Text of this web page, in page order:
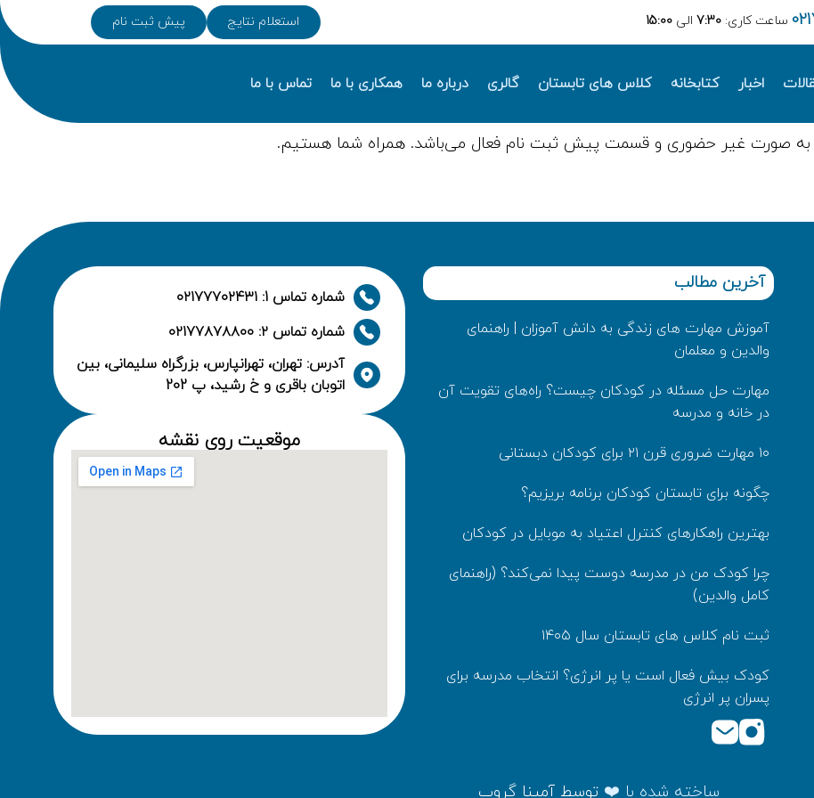
ساعت کاری: 7:30 الی 15:00 پیش ثبت نام استعلام نتایج
اخبار کتابخانه کلاس های تابستان گالری درباره ما همکاری با ما تماس با ما
به صورت غیر حضوری و قسمت پیش ثبت نام فعال می‌باشد. همراه شما هستیم.
آخرین مطالب
آموزش مهارت های زندگی به دانش‌ آموزان | راهنمای
والدین و معلمان
مهارت حل مسئله در کودکان چیست؟ راه‌های تقویت آن
در خانه و مدرسه
۱۰ مهارت ضروری قرن ۲۱ برای کودکان دبستانی
چگونه برای تابستان کودکان برنامه بریزیم؟
بهترین راهکارهای کنترل اعتیاد به موبایل در کودکان
چرا کودک من در مدرسه دوست پیدا نمی‌کند؟ (راهنمای
کامل والدین)
ثبت نام کلاس های تابستان سال ۱۴۰۵
کودک بیش‌ فعال است یا پر انرژی؟ انتخاب مدرسه برای
پسران پر انرژی
شماره تماس 1: ۰۲۱۷۷۷۰۲۴۳۱
شماره تماس ۲: ۰۲۱۷۷۸۷۸۸۰۰
آدرس: تهران، تهرانپارس، بزرگراه سلیمانی، بین
اتوبان باقری و خ رشید، پ 202
موقعیت روی نقشه
ساخته شده با ❤️توسطآمینا گروپ